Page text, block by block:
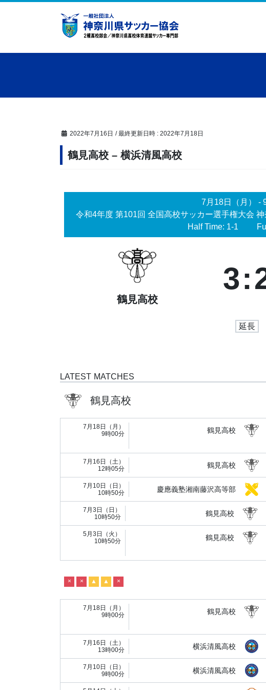
ツ
シ
2022年7月16日 / 最終更新日時 : 2022年7月18日
鶴見高校 – 横浜清風高校
7月18日（月） -
令和4年度 第101回 全国高校サッカー選手権大会
Half Time: 1-1
鶴見高校
3:
延長
LATEST MATCHES
鶴見高校
7月18日（月）
9時00分
鶴見高校
7月16日（土）
12時05分
鶴見高校
7月10日（日）
10時50分
慶應義塾湘南藤沢高等部
7月3日（日）
10時50分
鶴見高校
5月3日（火）
10時50分
鶴見高校
× × ▲ ▲ ×
7月18日（月）
9時00分
鶴見高校
7月16日（土）
13時00分
横浜清風高校
7月10日（日）
9時00分
横浜清風高校